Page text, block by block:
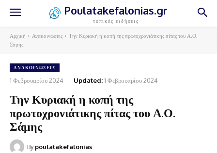
Poulatakefalonias.gr
τοπικές ειδήσεις
Αρχική Ανακοινώσεις
Την Κυριακή η κοπή της πρωτοχρονιάτικης πίτας του Α.Ο.
Σάμης
ΑΝΑΚΟΙΝΏΣΕΙΣ
1 Φεβρουαρίου 2024 Updated:1 Φεβρουαρίου 2024
Την Κυριακή η κοπή της
πρωτοχρονιάτικης πίτας του Α.Ο.
Σάμης
By poulatakefalonias